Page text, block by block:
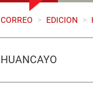
CORREO > EDICION >
HUANCAYO